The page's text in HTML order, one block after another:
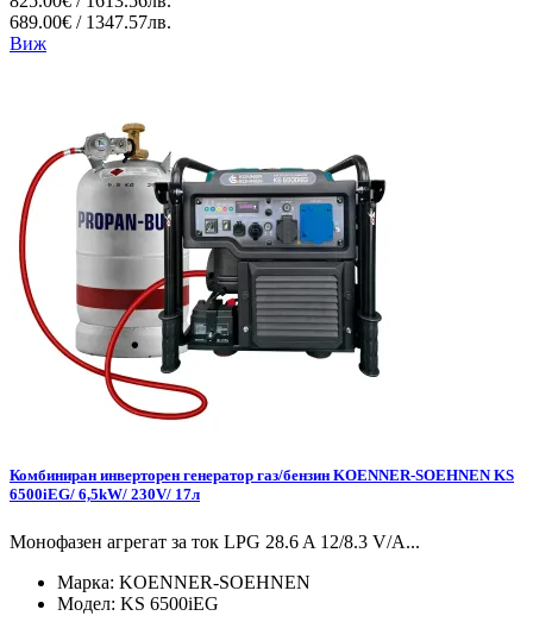
689.00€ / 1347.57лв.
Виж
Комбиниран инверторен генератор газ/бензин KOENNER-SOEHNEN KS
6500iEG/ 6,5kW/ 230V/ 17л
Монофазен агрегат за ток LPG 28.6 A 12/8.3 V/А...
Марка: KOENNER-SOEHNEN
Модел: KS 6500iEG